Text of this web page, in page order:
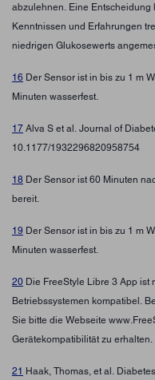
abzulehnen. Eine
Kenntnissen und Erfahrungen
niedrigen Glukosewerts
16 Der Sensor ist in bis zu 1 m
Minuten wasserfest.
17 Alva S et al. Journal of
10.1177/1932296820958754
18 Der Sensor ist 60 Minuten
bereit.
19 Der Sensor ist in bis zu 1 m
Minuten wasserfest.
20 Die FreeStyle Libre 3 App ist
Betriebssystemen kompatibel.
Sie bitte die Webseite
Gerätekompatibilität zu erhalten.
21 Haak, Thomas, et al.